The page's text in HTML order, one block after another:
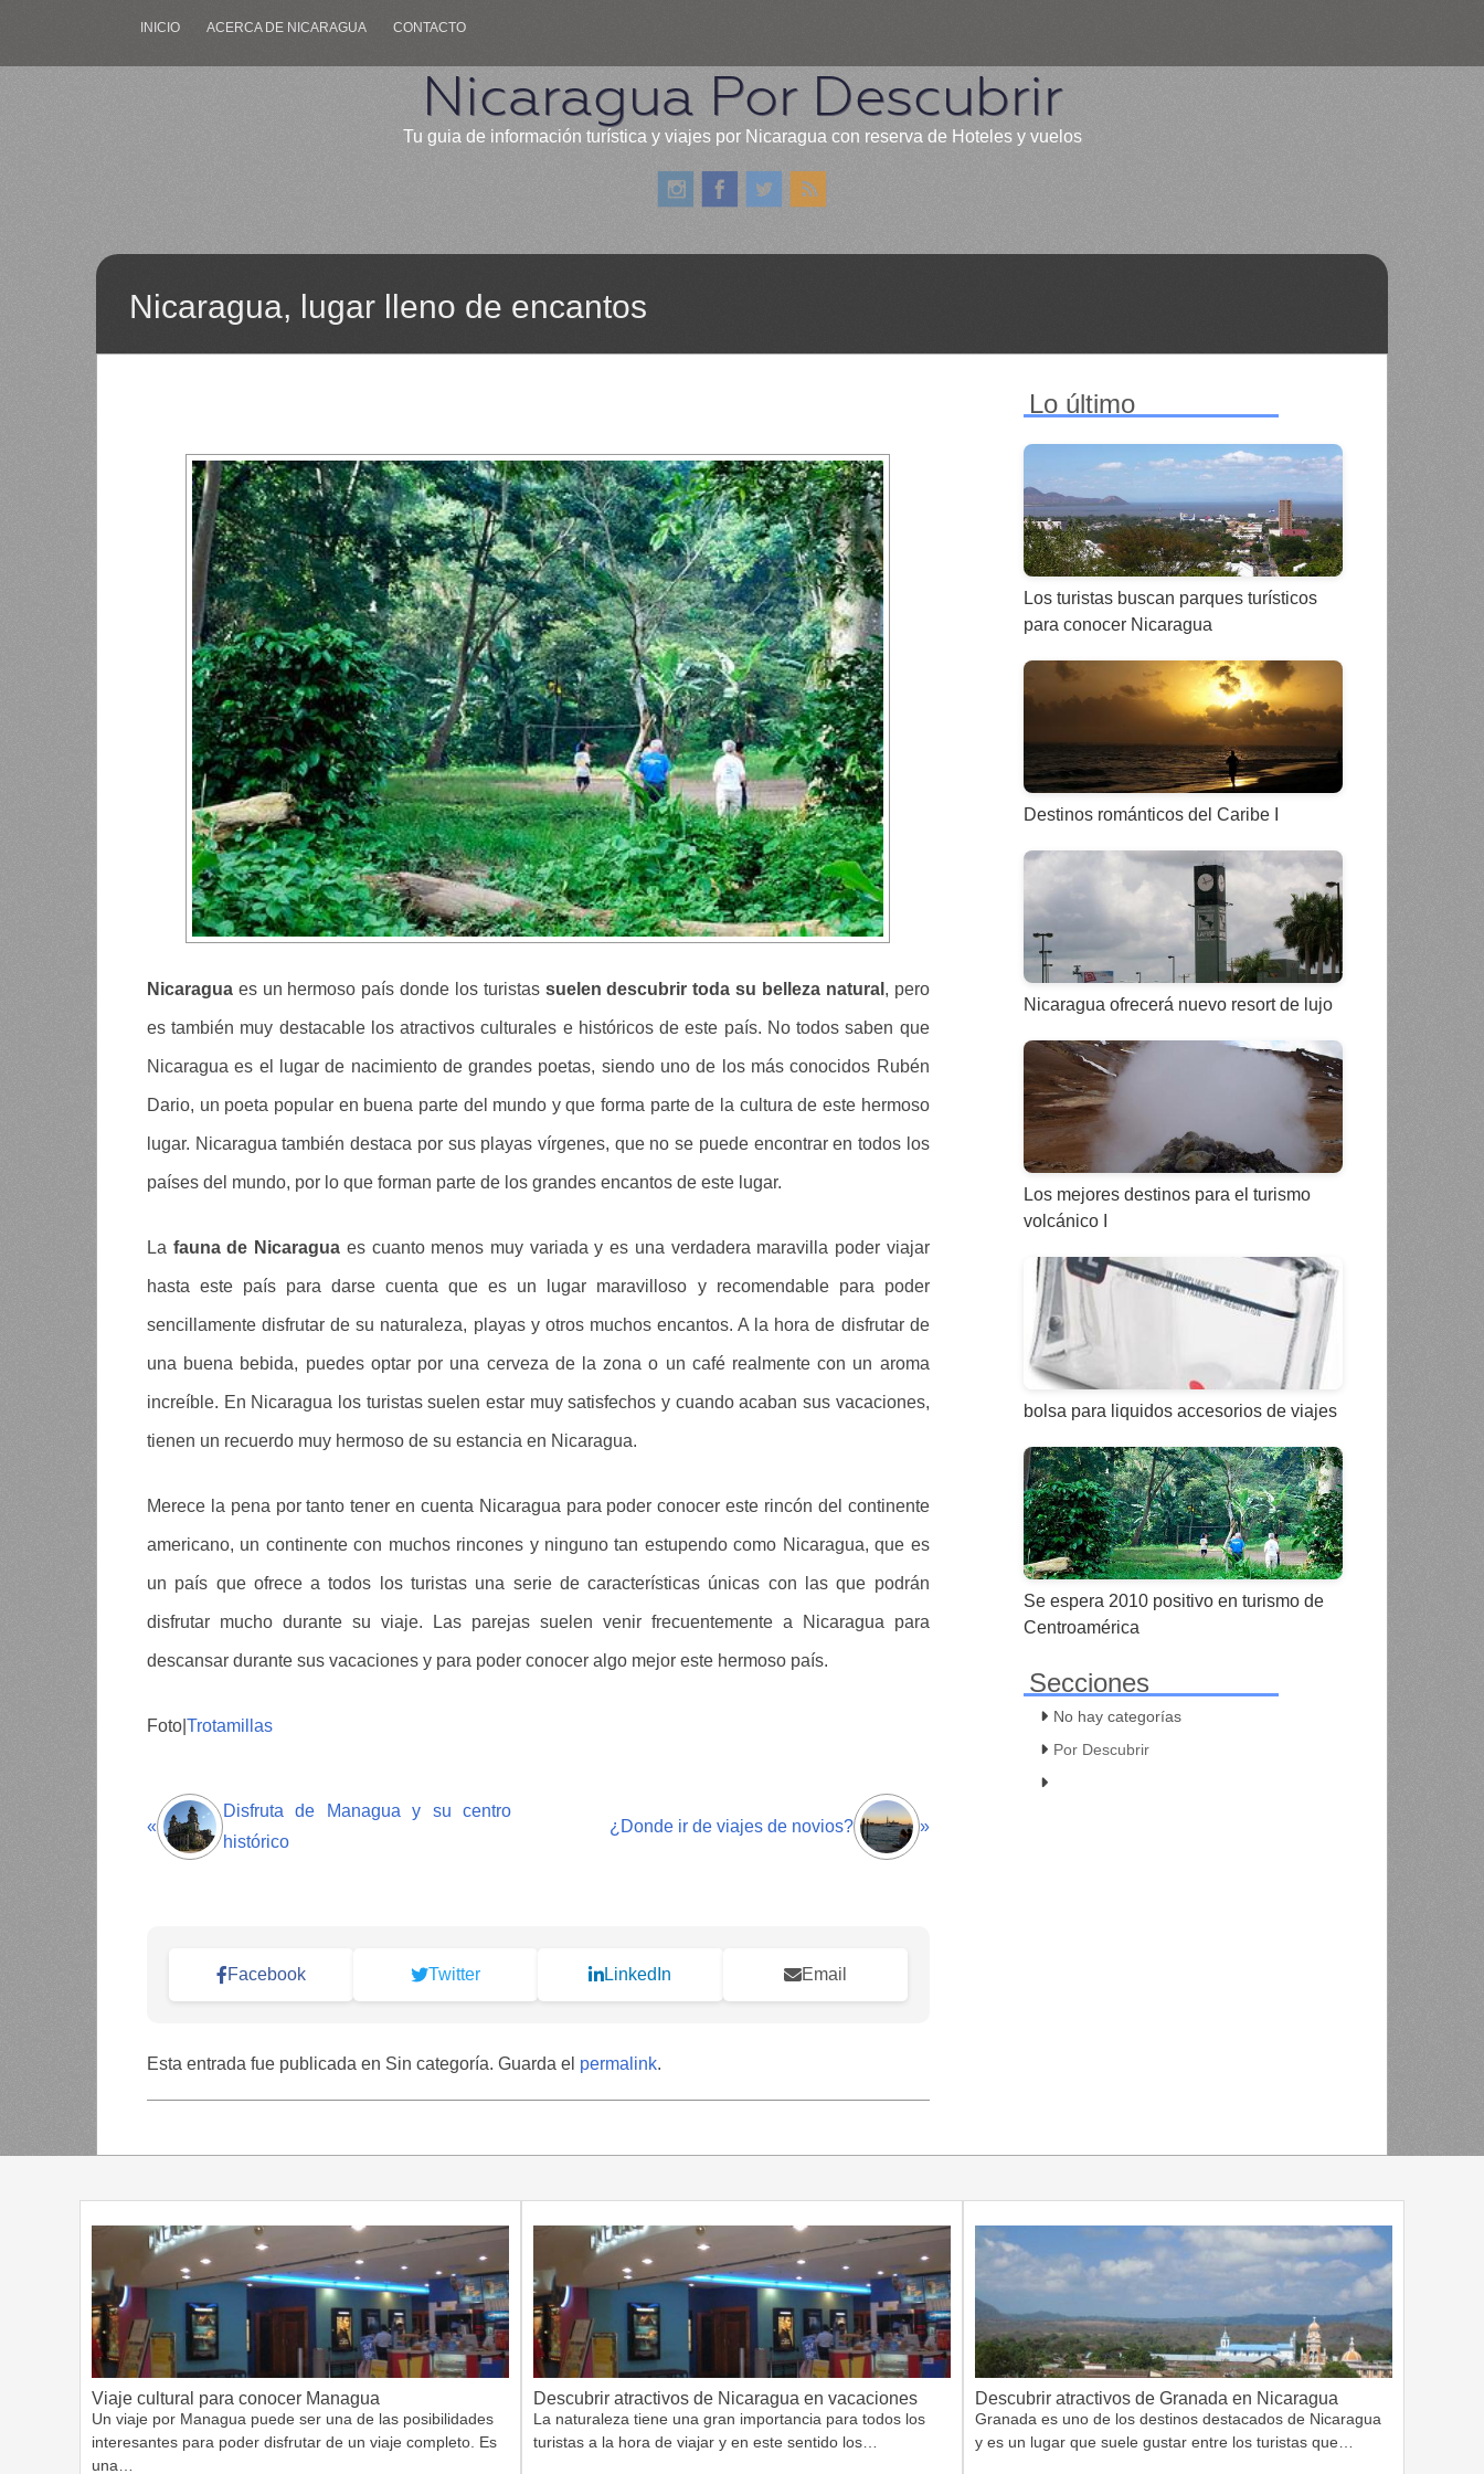
INICIO ACERCA DE NICARAGUA CONTACTO
Nicaragua Por Descubrir
Tu guia de información turística y viajes por Nicaragua con reserva de Hoteles y vuelos
Nicaragua, lugar lleno de encantos
Nicaragua es un hermoso país donde los turistassuelen descubrir toda su belleza natural , pero
es también muy destacable los atractivos culturales e históricos de este país. No todos saben que
Nicaragua es el lugar de nacimiento de grandes poetas, siendo uno de los más conocidos Rubén
Dario, un poeta popular en buena parte del mundo y que forma parte de la cultura de este hermoso
lugar. Nicaragua también destaca por sus playas vírgenes, que no se puede encontrar en todos los
países del mundo, por lo que forman parte de los grandes encantos de este lugar.
La fauna de Nicaragua es cuanto menos muy variada y es una verdadera maravilla poder viajar
hasta este país para darse cuenta que es un lugar maravilloso y recomendable para poder
sencillamente disfrutar de su naturaleza, playas y otros muchos encantos. A la hora de disfrutar de
una buena bebida, puedes optar por una cerveza de la zona o un café realmente con un aroma
increíble. En Nicaragua los turistas suelen estar muy satisfechos y cuando acaban sus vacaciones,
tienen un recuerdo muy hermoso de su estancia en Nicaragua.
Merece la pena por tanto tener en cuenta Nicaragua para poder conocer este rincón del continente
americano, un continente con muchos rincones y ninguno tan estupendo como Nicaragua, que es
un país que ofrece a todos los turistas una serie de características únicas con las que podrán
disfrutar mucho durante su viaje. Las parejas suelen venir frecuentemente a Nicaragua para
descansar durante sus vacaciones y para poder conocer algo mejor este hermoso país.
Foto| Trotamillas
«
Disfruta de Managua y su centro
histórico
¿Donde ir de viajes de novios? »
Facebook Twitter LinkedIn Email
Esta entrada fue publicada en Sin categoría. Guarda el permalink.
Lo último
Los turistas buscan parques turísticos
para conocer Nicaragua
Destinos románticos del Caribe I
Nicaragua ofrecerá nuevo resort de lujo
Los mejores destinos para el turismo
volcánico I
bolsa para liquidos accesorios de viajes
Se espera 2010 positivo en turismo de
Centroamérica
Secciones
No hay categorías
Por Descubrir
Viaje cultural para conocer Managua
Un viaje por Managua puede ser una de las posibilidades
interesantes para poder disfrutar de un viaje completo. Es
una…
Descubrir atractivos de Nicaragua en vacaciones
La naturaleza tiene una gran importancia para todos los
turistas a la hora de viajar y en este sentido los…
Descubrir atractivos de Granada en Nicaragua
Granada es uno de los destinos destacados de Nicaragua
y es un lugar que suele gustar entre los turistas que…